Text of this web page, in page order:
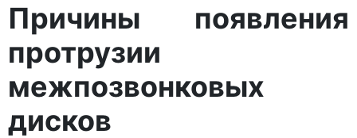
Причины появления
протрузии
межпозвонковых
дисков